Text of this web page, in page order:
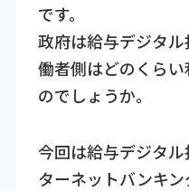
です。
政府は給与デジタ
働者側はどのくら
のでしょうか。
今回は給与デジタ
ターネットバンキ